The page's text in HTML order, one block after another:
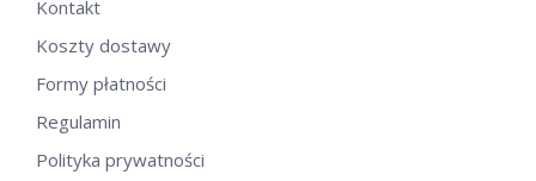
Kontakt
Koszty dostawy
Formy płatności
Regulamin
Polityka prywatności